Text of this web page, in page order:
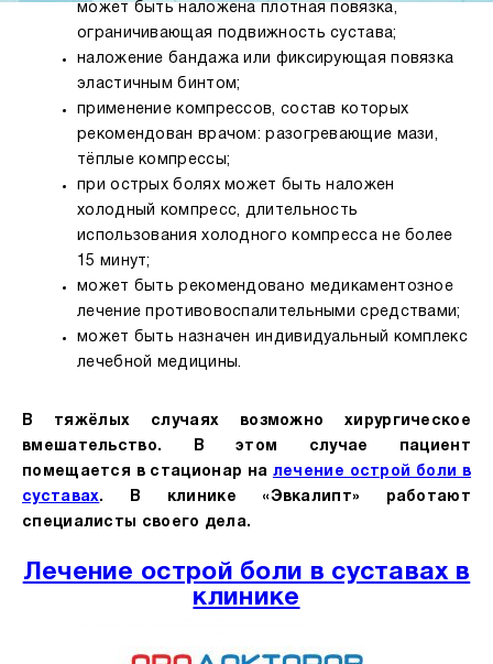
может быть наложена плотная повязка,
ограничивающая подвижность сустава;
наложение бандажа или фиксирующая повязка
эластичным бинтом;
применение компрессов, состав которых
рекомендован врачом: разогревающие мази,
тёплые компрессы;
при острых болях может быть наложен
холодный компресс, длительность
использования холодного компресса не более
15 минут;
может быть рекомендовано медикаментозное
лечение противовоспалительными средствами;
может быть назначен индивидуальный комплекс
лечебной медицины.
В тяжёлых случаях возможно хирургическое
вмешательство. В этом случае пациент
помещается в стационар на лечение острой боли в
суставах. В клинике «Эвкалипт» работают
специалисты своего дела.
Лечение острой боли в суставах в
клинике